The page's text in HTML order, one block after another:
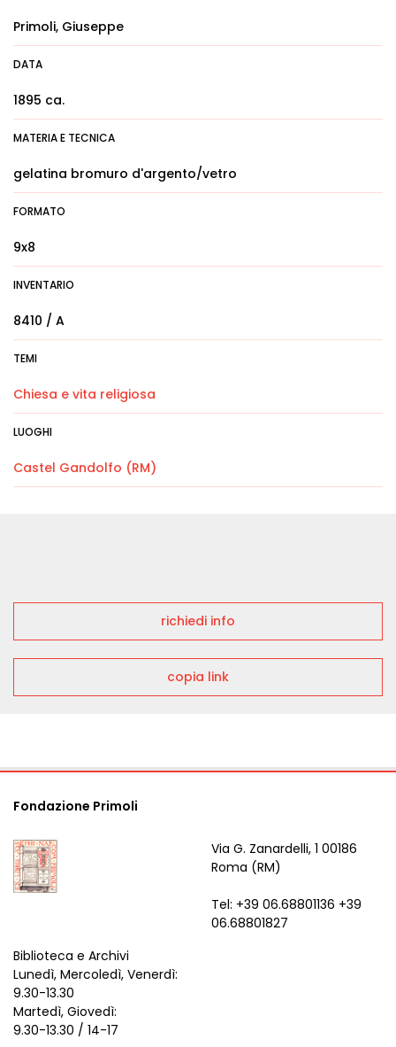
Primoli, Giuseppe
DATA
1895 ca.
MATERIA E TECNICA
gelatina bromuro d'argento/vetro
FORMATO
9x8
INVENTARIO
8410 / A
TEMI
Chiesa e vita religiosa
LUOGHI
Castel Gandolfo (RM)
richiedi info
copia link
Fondazione Primoli
Via G. Zanardelli, 1 00186
Roma (RM)
Tel: +39 06.68801136 +39
06.68801827
Biblioteca e Archivi
Lunedì, Mercoledì, Venerdì:
9.30-13.30
Martedì, Giovedì:
9.30-13.30 / 14-17